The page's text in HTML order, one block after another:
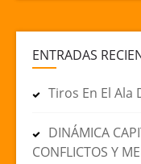
ENTRADAS
Tiros En El Ala
DINÁMICA
CONFLICTOS Y